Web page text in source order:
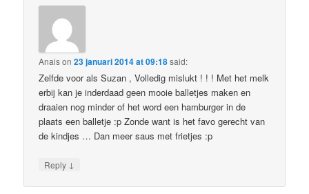
Anaison23 januari 2014 at 09:18said:
Zelfde voor als Suzan , Volledig mislukt ! ! ! Met het melk
erbij kan je inderdaad geen mooie balletjes maken en
draaien nog minder of het word een hamburger in de
plaats een balletje :p Zonde want is het favo gerecht van
de kindjes … Dan meer saus met frietjes :p
Reply ↓